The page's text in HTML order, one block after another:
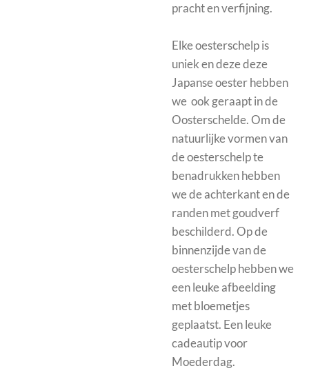
pracht en verfijning.
Elke oesterschelp is
uniek en deze deze
Japanse oester hebben
we ook geraapt in de
Oosterschelde. Om de
natuurlijke vormen van
de oesterschelp te
benadrukken hebben
we de achterkant en de
randen met goudverf
beschilderd. Op de
binnenzijde van de
oesterschelp hebben we
een leuke afbeelding
met bloemetjes
geplaatst. Een leuke
cadeautip voor
Moederdag.